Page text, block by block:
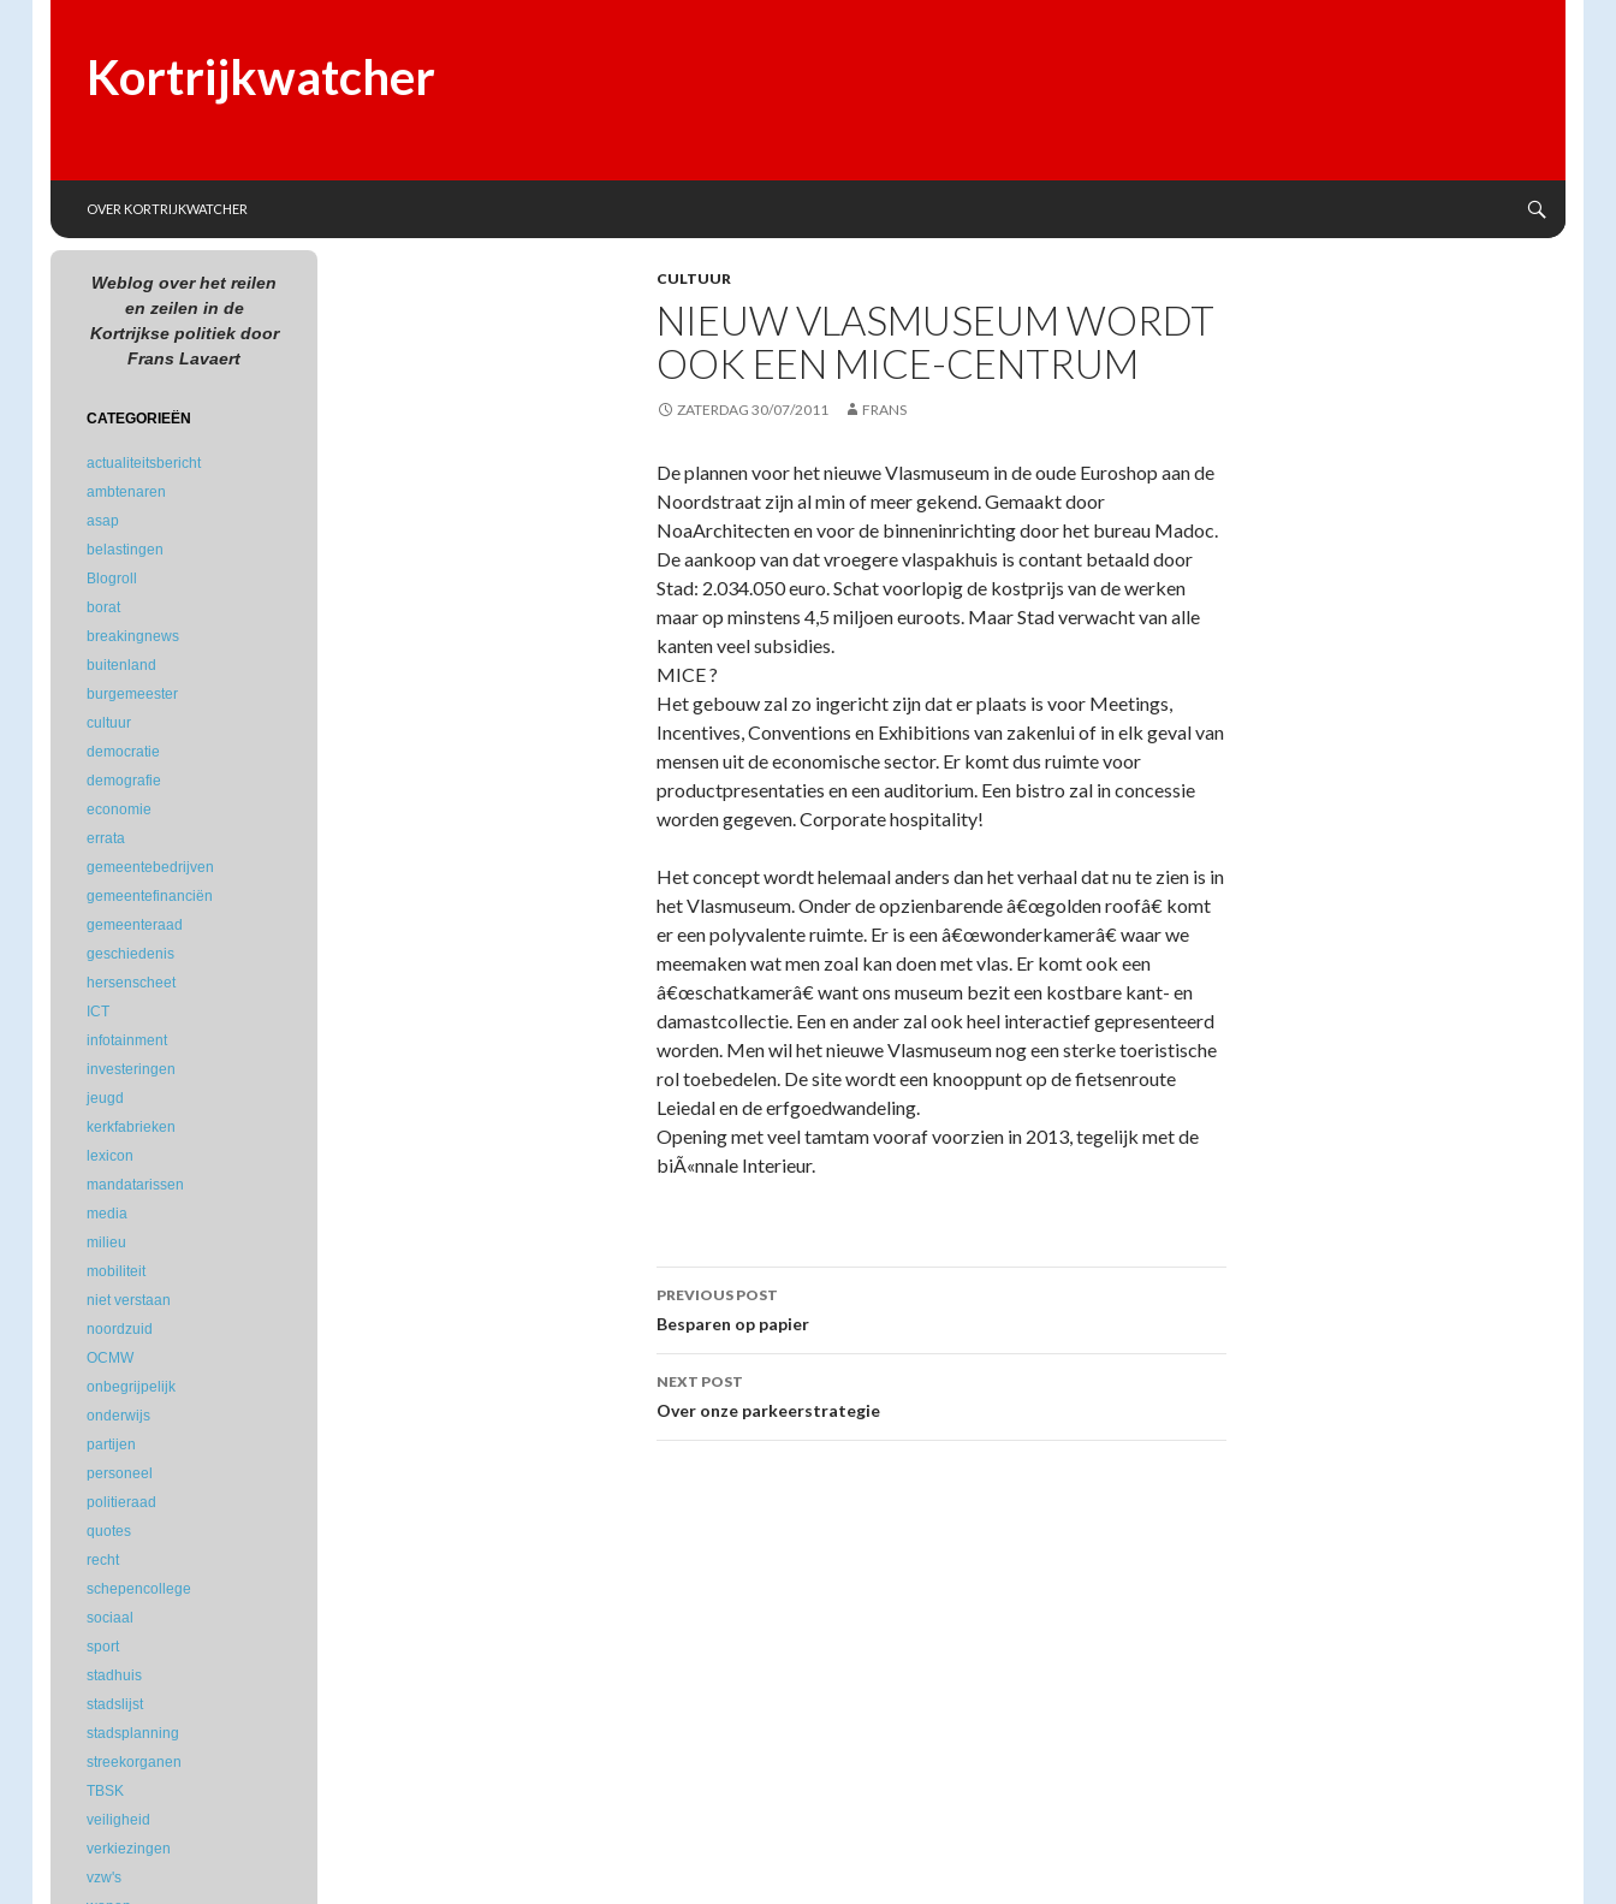
Kortrijkwatcher
OVER KORTRIJKWATCHER
CULTUUR
NIEUW VLASMUSEUM WORDT
OOK EEN MICE-CENTRUM
ZATERDAG 30/07/2011 FRANS
De plannen voor het nieuwe Vlasmuseum in de oude Euroshop aan de
Noordstraat zijn al min of meer gekend. Gemaakt door
NoaArchitecten en voor de binneninrichting door het bureau Madoc.
De aankoop van dat vroegere vlaspakhuis is contant betaald door
Stad: 2.034.050 euro. Schat voorlopig de kostprijs van de werken
maar op minstens 4,5 miljoen euroots. Maar Stad verwacht van alle
kanten veel subsidies.
MICE ?
Het gebouw zal zo ingericht zijn dat er plaats is voor Meetings,
Incentives, Conventions en Exhibitions van zakenlui of in elk geval van
mensen uit de economische sector. Er komt dus ruimte voor
productpresentaties en een auditorium. Een bistro zal in concessie
worden gegeven. Corporate hospitality!
Het concept wordt helemaal anders dan het verhaal dat nu te zien is in
het Vlasmuseum. Onder de opzienbarende â€œgolden roofâ€ komt
er een polyvalente ruimte. Er is een â€œwonderkamerâ€ waar we
meemaken wat men zoal kan doen met vlas. Er komt ook een
â€œschatkamerâ€ want ons museum bezit een kostbare kant- en
damastcollectie. Een en ander zal ook heel interactief gepresenteerd
worden. Men wil het nieuwe Vlasmuseum nog een sterke toeristische
rol toebedelen. De site wordt een knooppunt op de fietsenroute
Leiedal en de erfgoedwandeling.
Opening met veel tamtam vooraf voorzien in 2013, tegelijk met de
biÃ«nnale Interieur.
Post
navigation
PREVIOUS POST
Besparen op papier
NEXT POST
Over onze parkeerstrategie
Weblog over het reilen
en zeilen in de
Kortrijkse politiek door
Frans Lavaert
CATEGORIEËN
actualiteitsbericht
ambtenaren
asap
belastingen
Blogroll
borat
breakingnews
buitenland
burgemeester
cultuur
democratie
demografie
economie
errata
gemeentebedrijven
gemeentefinanciën
gemeenteraad
geschiedenis
hersenscheet
ICT
infotainment
investeringen
jeugd
kerkfabrieken
lexicon
mandatarissen
media
milieu
mobiliteit
niet verstaan
noordzuid
OCMW
onbegrijpelijk
onderwijs
partijen
personeel
politieraad
quotes
recht
schepencollege
sociaal
sport
stadhuis
stadslijst
stadsplanning
streekorganen
TBSK
veiligheid
verkiezingen
vzw's